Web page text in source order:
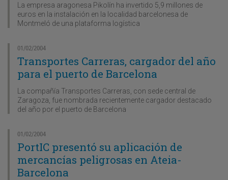
La empresa aragonesa Pikolín ha invertido 5,9 millones de
euros en la instalación en la localidad barcelonesa de
Montmeló de una plataforma logística
01/02/2004
Transportes Carreras, cargador del año
para el puerto de Barcelona
La compañía Transportes Carreras, con sede central de
Zaragoza, fue nombrada recientemente cargador destacado
del año por el puerto de Barcelona
01/02/2004
PortIC presentó su aplicación de
mercancías peligrosas en Ateia-
Barcelona